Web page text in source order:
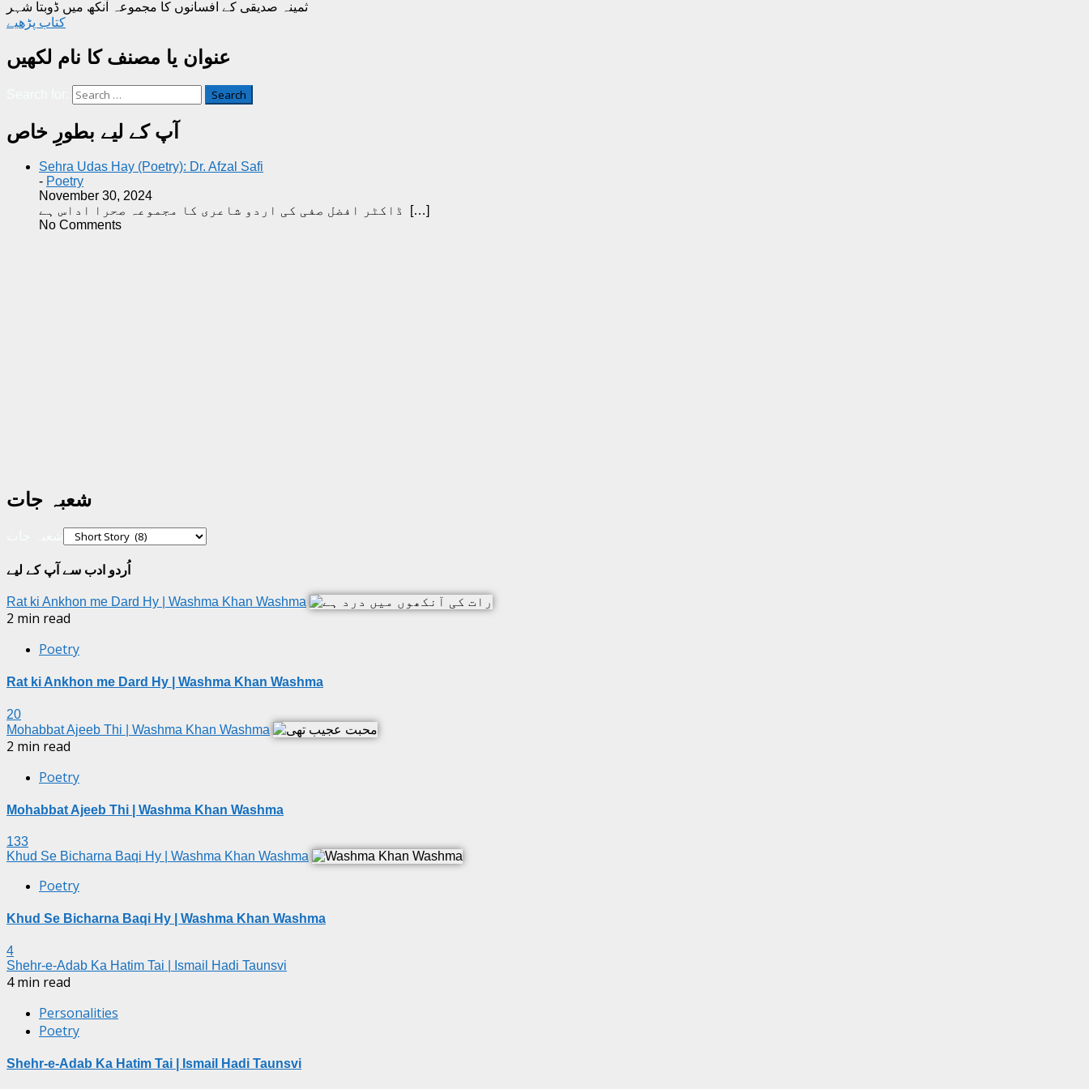
کتاب پڑھیے
عنوان یا مصنف کا نام لکھیں
آپ کے لیے بطورِ خاص
Sehra Udas Hay (Poetry): Dr. Afzal Safi
- Poetry
November 30, 2024
[…]
No Comments
شعبہ جات
اُردو ادب سے آپ کے لیے
Rat ki Ankhon me Dard Hy | Washma Khan Washma
2 min read
Poetry
Rat ki Ankhon me Dard Hy | Washma Khan Washma
20
Mohabbat Ajeeb Thi | Washma Khan Washma
2 min read
Poetry
Mohabbat Ajeeb Thi | Washma Khan Washma
133
Khud Se Bicharna Baqi Hy | Washma Khan Washma
Poetry
Khud Se Bicharna Baqi Hy | Washma Khan Washma
4
Shehr-e-Adab Ka Hatim Tai | Ismail Hadi Taunsvi
4 min read
Personalities
Poetry
Shehr-e-Adab Ka Hatim Tai | Ismail Hadi Taunsvi